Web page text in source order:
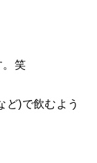
。笑
ど)で飲むよう